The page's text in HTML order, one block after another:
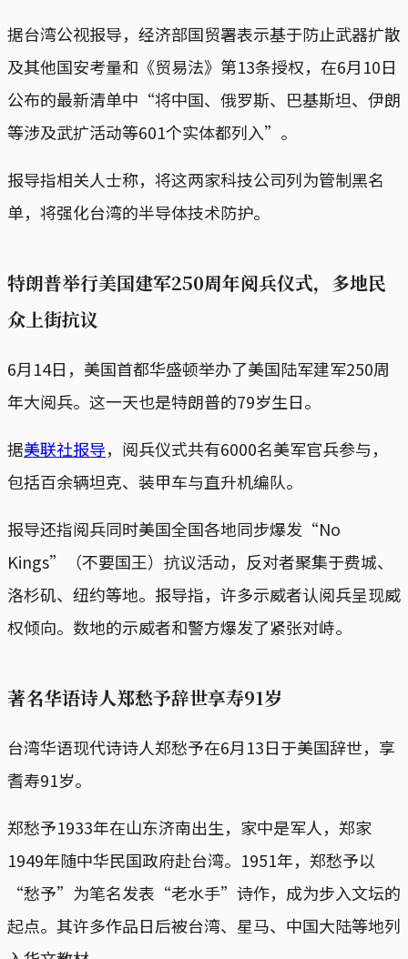
据台湾公视报导，经济部国贸署表示基于防止武器扩散
及其他国安考量和《贸易法》第13条授权，在6月10日
公布的最新清单中“将中国、俄罗斯、巴基斯坦、伊朗
等涉及武扩活动等601个实体都列入”。
报导指相关人士称，将这两家科技公司列为管制黑名
单，将强化台湾的半导体技术防护。
特朗普举行美国建军250周年阅兵仪式，多地民
众上街抗议
6月14日，美国首都华盛顿举办了美国陆军建军250周
年大阅兵。这一天也是特朗普的79岁生日。
据美联社报导，阅兵仪式共有6000名美军官兵参与，
包括百余辆坦克、装甲车与直升机编队。
报导还指阅兵同时美国全国各地同步爆发“No
Kings”（不要国王）抗议活动，反对者聚集于费城、
洛杉矶、纽约等地。报导指，许多示威者认阅兵呈现威
权倾向。数地的示威者和警方爆发了紧张对峙。
著名华语诗人郑愁予辞世享寿91岁
台湾华语现代诗诗人郑愁予在6月13日于美国辞世，享
耆寿91岁。
郑愁予1933年在山东济南出生，家中是军人，郑家
1949年随中华民国政府赴台湾。1951年，郑愁予以
“愁予”为笔名发表“老水手”诗作，成为步入文坛的
起点。其许多作品日后被台湾、星马、中国大陆等地列